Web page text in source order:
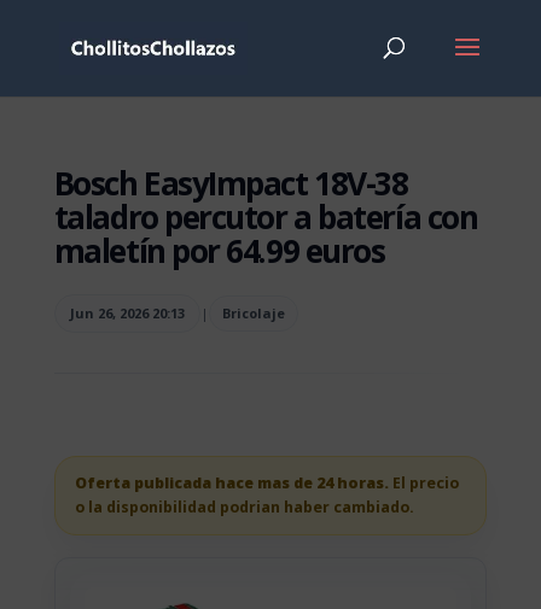
Bosch EasyImpact 18V-38
taladro percutor a batería con
maletín por 64.99 euros
Jun 26, 2026 20:13 | Bricolaje
Oferta publicada hace mas de 24 horas. El precio
o la disponibilidad podrian haber cambiado.